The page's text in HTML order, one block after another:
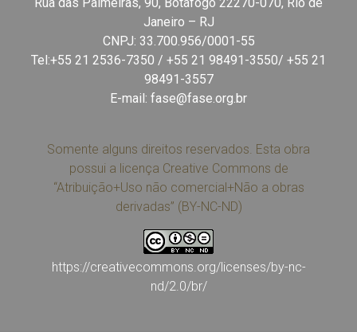
Rua das Palmeiras, 90, Botafogo 22270-070, Rio de
Janeiro – RJ
CNPJ: 33.700.956/0001-55
Tel:+55 21 2536-7350 / +55 21 98491-3550/ +55 21
98491-3557
E-mail: fase@fase.org.br
Somente alguns direitos reservados. Esta obra
possui a licença Creative Commons de
“Atribuição+Uso não comercial+Não a obras
derivadas” (BY-NC-ND)
https://creativecommons.org/licenses/by-nc-
nd/2.0/br/